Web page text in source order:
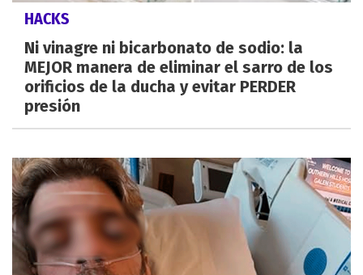
HACKS
Ni vinagre ni bicarbonato de sodio: la
MEJOR manera de eliminar el sarro de los
orificios de la ducha y evitar PERDER
presión